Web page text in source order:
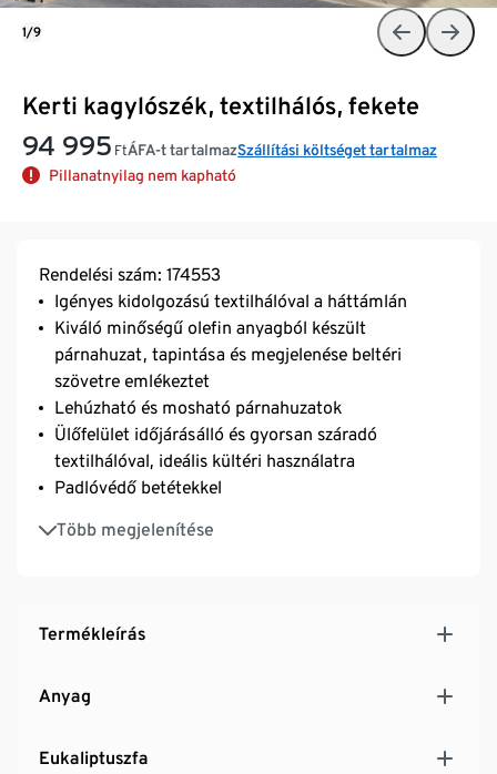
Kerti kagylószék, textilhálós, fekete
94 995 FtÁFA-t tartalmazSzállítási költséget tartalmaz
Pillanatnyilag nem kapható
1/9
Rendelési szám: 174553
Igényes kidolgozású textilhálóval a háttámlán
Kiváló minőségű olefin anyagból készült
párnahuzat, tapintása és megjelenése beltéri
szövetre emlékeztet
Lehúzható és mosható párnahuzatok
Ülőfelület időjárásálló és gyorsan száradó
textilhálóval, ideális kültéri használatra
Padlóvédő betétekkel
Több megjelenítése
Széklábak teakfa hatású, FSC® tanúsítvánnyal
rendelkező eukaliptuszfából
Termékleírás
Anyag
Eukaliptuszfa